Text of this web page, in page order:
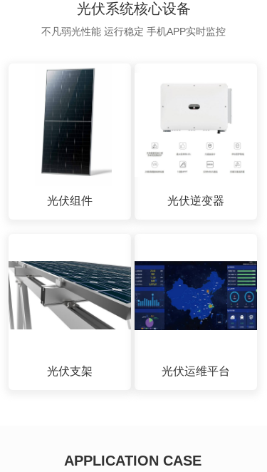
光伏系统核心设备
不凡弱光性能 运行稳定 手机APP实时监控
光伏组件 光伏逆变器
光伏支架 光伏运维平台
APPLICATION CASE